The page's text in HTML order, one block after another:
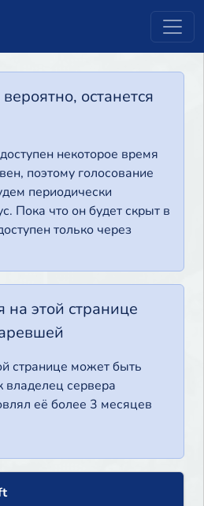
останется
некоторое время
поэтому голосование
периодически
Пока что он будет скрыт в
только через
этой странице
странице может быть
владелец сервера
её более 3 месяцев